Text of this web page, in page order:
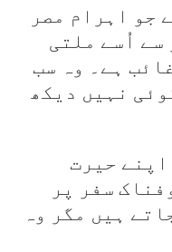
جو اہرام مصر
سے اُسے ملتی
ہے۔ وہ سب
نہیں دیکھ
حیرت
سفر پر
ہیں مگر وہ